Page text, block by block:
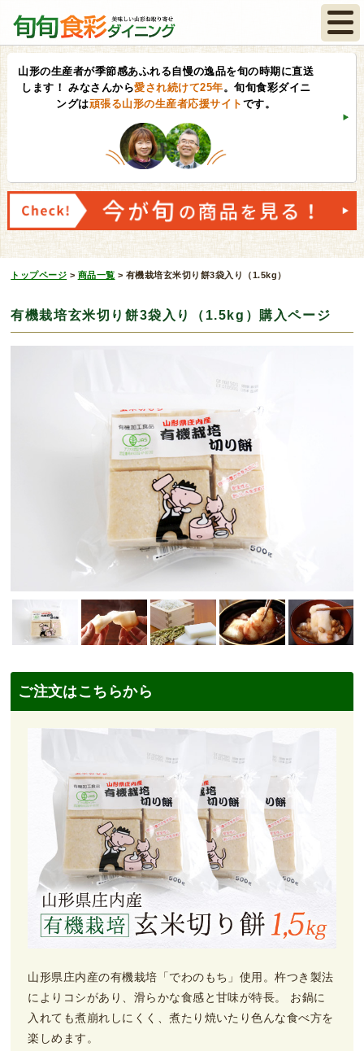
山形の生産者が季節感あふれる自慢の逸品を旬の時期に直送
します！ みなさんから愛され続けて25年。旬旬食彩ダイニ
ングは頑張る山形の生産者応援サイト です。
トップページ > 商品一覧 > 有機栽培玄米切り餅3袋入り（1.5kg）
有機栽培玄米切り餅3袋入り（1.5kg）購入ページ
ご注文はこちらから
山形県庄内産の有機栽培「でわのもち」使用。杵つき製法
によりコシがあり、滑らかな食感と甘味が特長。 お鍋に
入れても煮崩れしにくく、煮たり焼いたり色んな食べ方を
楽しめます。